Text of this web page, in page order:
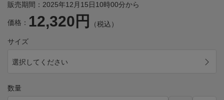
販売期間：2025年12月15日10時00分から
価格： 12,320円 （税込）
サイズ
選択してください
数量